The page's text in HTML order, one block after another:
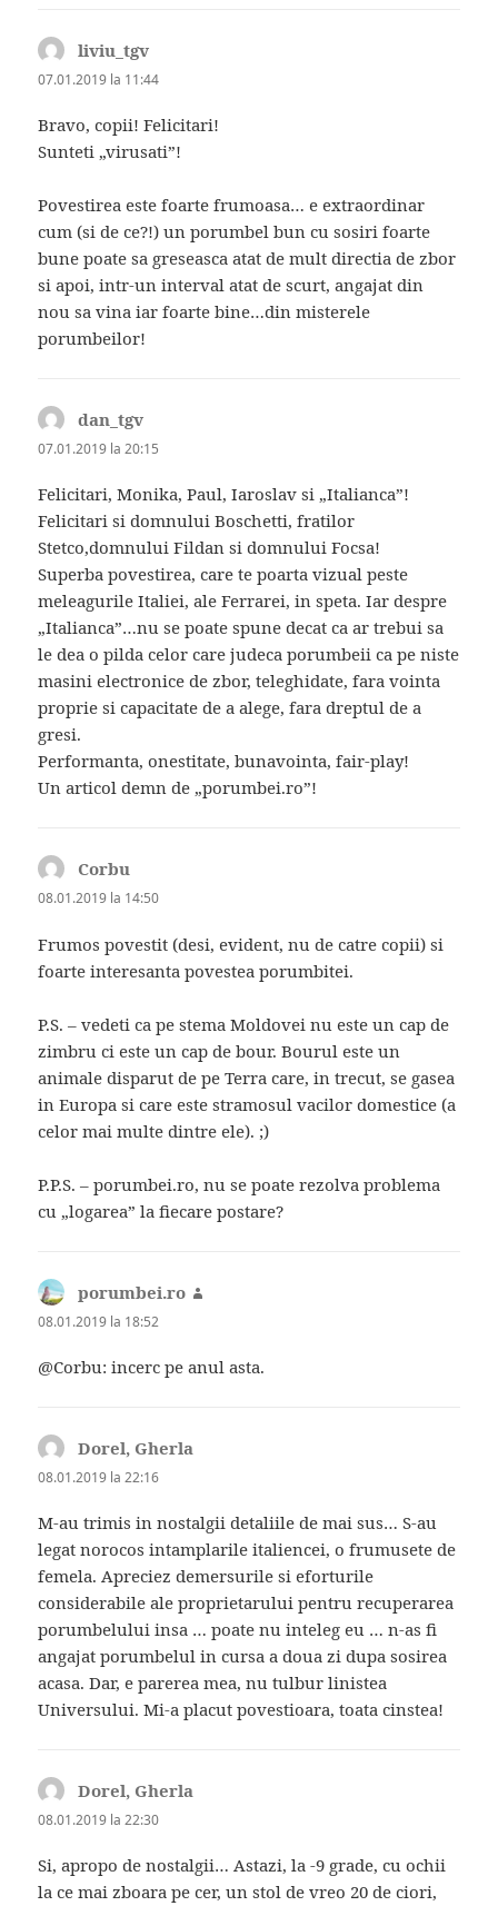
liviu_tgv
07.01.2019 la 11:44
Bravo, copii! Felicitari!
Sunteti „virusati”!
Povestirea este foarte frumoasa… e extraordinar
cum (si de ce?!) un porumbel bun cu sosiri foarte
bune poate sa greseasca atat de mult directia de zbor
si apoi, intr-un interval atat de scurt, angajat din
nou sa vina iar foarte bine…din misterele
porumbeilor!
dan_tgv
07.01.2019 la 20:15
Felicitari, Monika, Paul, Iaroslav si „Italianca”!
Felicitari si domnului Boschetti, fratilor
Stetco,domnului Fildan si domnului Focsa!
Superba povestirea, care te poarta vizual peste
meleagurile Italiei, ale Ferrarei, in speta. Iar despre
„Italianca”…nu se poate spune decat ca ar trebui sa
le dea o pilda celor care judeca porumbeii ca pe niste
masini electronice de zbor, teleghidate, fara vointa
proprie si capacitate de a alege, fara dreptul de a
gresi.
Performanta, onestitate, bunavointa, fair-play!
Un articol demn de „porumbei.ro”!
Corbu
08.01.2019 la 14:50
Frumos povestit (desi, evident, nu de catre copii) si
foarte interesanta povestea porumbitei.
P.S. – vedeti ca pe stema Moldovei nu este un cap de
zimbru ci este un cap de bour. Bourul este un
animale disparut de pe Terra care, in trecut, se gasea
in Europa si care este stramosul vacilor domestice (a
celor mai multe dintre ele). ;)
P.P.S. – porumbei.ro, nu se poate rezolva problema
cu „logarea” la fiecare postare?
porumbei.ro
08.01.2019 la 18:52
@Corbu: incerc pe anul asta.
Dorel, Gherla
08.01.2019 la 22:16
M-au trimis in nostalgii detaliile de mai sus… S-au
legat norocos intamplarile italiencei, o frumusete de
femela. Apreciez demersurile si eforturile
considerabile ale proprietarului pentru recuperarea
porumbelului insa … poate nu inteleg eu … n-as fi
angajat porumbelul in cursa a doua zi dupa sosirea
acasa. Dar, e parerea mea, nu tulbur linistea
Universului. Mi-a placut povestioara, toata cinstea!
Dorel, Gherla
08.01.2019 la 22:30
Si, apropo de nostalgii… Astazi, la -9 grade, cu ochii
la ce mai zboara pe cer, un stol de vreo 20 de ciori,